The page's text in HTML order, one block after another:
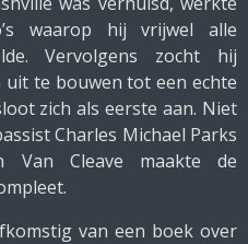
waarop hij vrijwel alle
Vervolgens zocht hij
uit te bouwen tot een echte
zich als eerste aan. Niet
Charles Michael Parks
Van Cleave maakte de
van een boek over